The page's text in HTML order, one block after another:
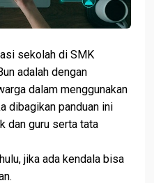
sekolah di SMK
adalah dengan
dalam menggunakan
dibagikan panduan ini
dan guru serta tata
jika ada kendala bisa